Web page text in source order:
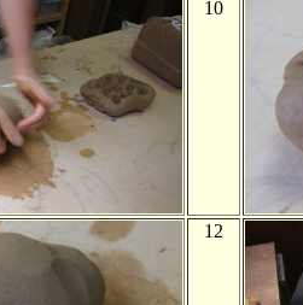
10
12